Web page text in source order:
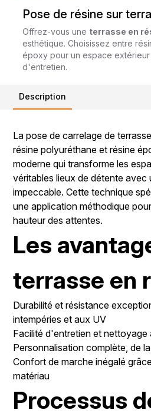
Pose de résine sur
Offrez-vous une terrasse en
esthétique. Choisissez entre
époxy pour un espace
d'entretien.
Description
La pose de carrelage de
résine polyuréthane et résine
moderne qui transforme les
véritables lieux de détente avec
impeccable. Cette technique
une application méthodique
hauteur des attentes.
Les
terrasse en
Durabilité et résistance
intempéries et aux UV
Facilité d'entretien et nettoyage
Personnalisation complète, de
Confort de marche inégalé
matériau
Processus